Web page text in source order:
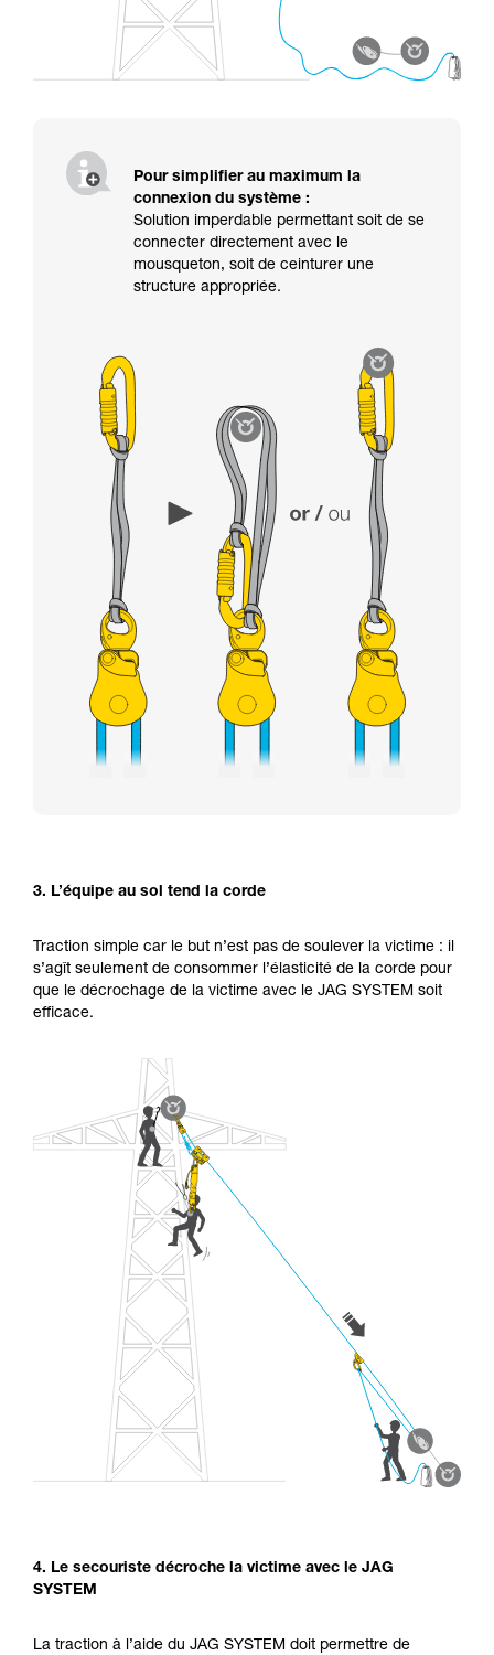
Pour simplifier au maximum la
connexion du système :
Solution imperdable permettant soit de se
connecter directement avec le
mousqueton, soit de ceinturer une
structure appropriée.
3. L’équipe au sol tend la corde
Traction simple car le but n’est pas de soulever la victime : il
s’agît seulement de consommer l’élasticité de la corde pour
que le décrochage de la victime avec le JAG SYSTEM soit
efficace.
4. Le secouriste décroche la victime avec le JAG
SYSTEM
La traction à l’aide du JAG SYSTEM doit permettre de